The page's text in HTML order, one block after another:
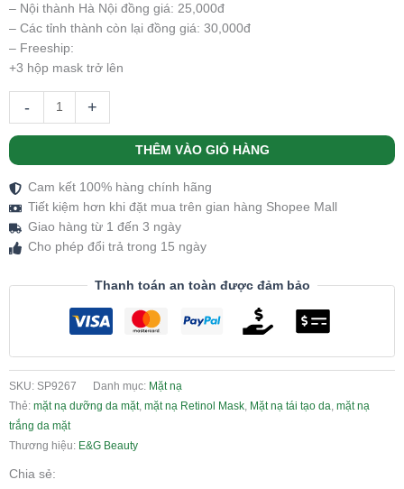
– Nội thành Hà Nội đồng giá: 25,000đ
– Các tỉnh thành còn lại đồng giá: 30,000đ
– Freeship:
+3 hộp mask trở lên
- +
THÊM VÀO GIỎ HÀNG
Cam kết 100% hàng chính hãng
Tiết kiệm hơn khi đặt mua trên gian hàng Shopee Mall
Giao hàng từ 1 đến 3 ngày
Cho phép đổi trả trong 15 ngày
Thanh toán an toàn được đảm bảo
SKU: SP9267 Danh mục: Mặt nạ
Thẻ: mặt nạ dưỡng da mặt, mặt nạ Retinol Mask, Mặt nạ tái tạo da, mặt nạ
trắng da mặt
Thương hiệu: E&G Beauty
Chia sẻ: